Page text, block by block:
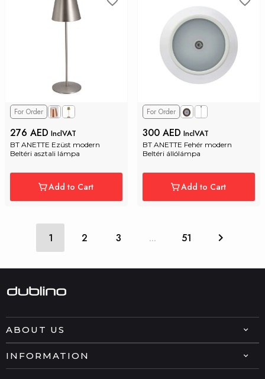
For Order
276 AED InclVAT
BT ANETTE Ezüst modern
Beltéri asztali lámpa
Add to Cart
For Order
300 AED InclVAT
BT ANETTE Fehér modern
Beltéri állólámpa
Add to Cart
1 2 3 ... 51
ABOUT US
INFORMATION